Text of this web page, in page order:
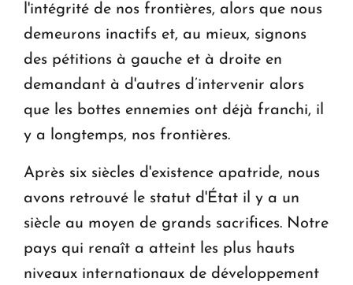
l'intégrité de nos frontières, alors que nous
demeurons inactifs et, au mieux, signons
des pétitions à gauche et à droite en
demandant à d'autres d’intervenir alors
que les bottes ennemies ont déjà franchi, il
y a longtemps, nos frontières.
Après six siècles d'existence apatride, nous
avons retrouvé le statut d'État il y a un
siècle au moyen de grands sacrifices. Notre
pays qui renaît a atteint les plus hauts
niveaux internationaux de développement